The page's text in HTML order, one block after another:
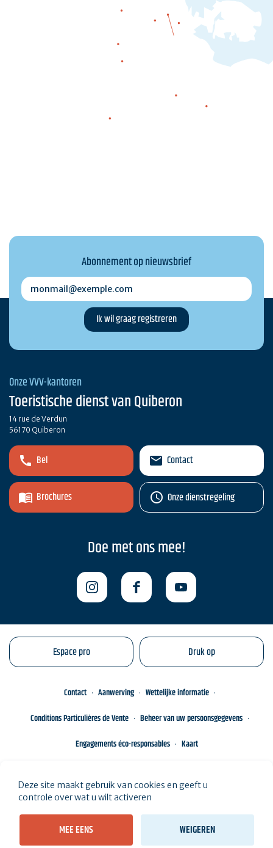
Saint-Philibert
Locmariaquer
Abonnement op nieuwsbrief
monmail@exemple.com
Onze VVV-kantoren
Toeristische dienst van Quiberon
14 rue de Verdun
56170 Quiberon
Bel
Brochures
Contact
Onze dienstregeling
Doe met ons mee!
Espace pro Druk op
Contact Aanwerving
Wettelijke informatie
Conditions Particulières de Vente
Beheer van uw persoonsgegevens
Engagements éco-responsables
Kaart
Deze site maakt gebruik van cookies en geeft u
controle over wat u wilt activeren
MEE EENS WEIGEREN